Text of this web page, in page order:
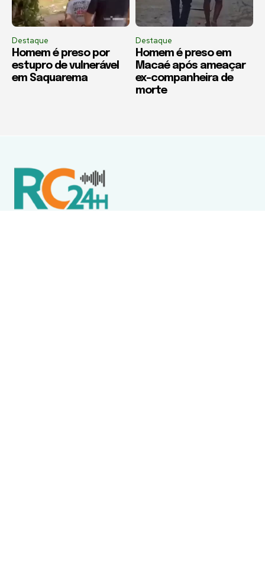
Destaque
Homem é preso por
estupro de vulnerável
em Saquarema
Destaque
Homem é preso em
Macaé após ameaçar
ex-companheira de
morte